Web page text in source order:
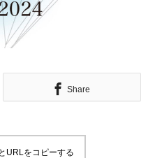
Share
URLをコピーする